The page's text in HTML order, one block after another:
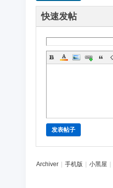
快速发帖
发表帖子
Archiver 手机版 小黑屋